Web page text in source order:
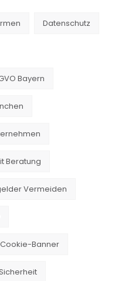
Datenschutz
Bayern
Beratung
Vermeiden
Banner